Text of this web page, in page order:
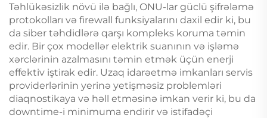
Təhlükəsizlik növü ilə bağlı, ONU-lar güclü şifrələmə
protokolları və firewall funksiyalarını daxil edir ki, bu
da siber təhdidlərə qarşı kompleks koruma təmin
edir. Bir çox modellər elektrik suanının və işləmə
xərclərinin azalmasını təmin etmək üçün enerji
effektiv iştirak edir. Uzaq idarəetmə imkanları servis
providerlərinin yerinə yetişməsiz problemləri
diaqnostikaya və həll etməsinə imkan verir ki, bu da
downtime-i minimuma endirir və istifadəçi